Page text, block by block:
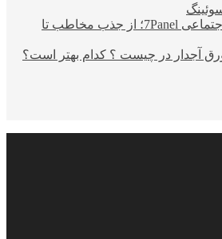
خدمات شبکه‌های اجتماعی 7Panel؛ از جذب مخاطب تا
آجدار در چیست ؟ کدام بهتر است؟